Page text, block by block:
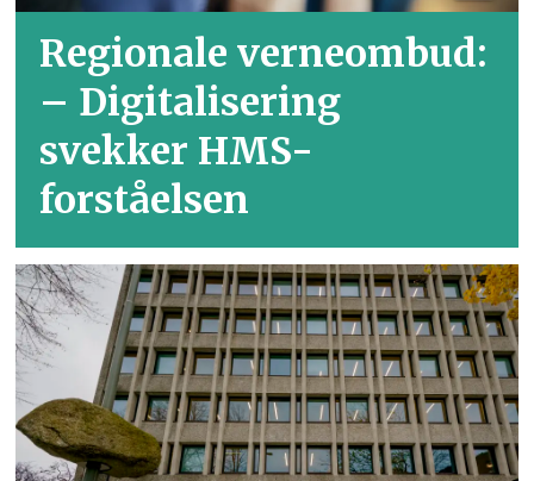
Regionale verneombud:
– Digitalisering
svekker HMS-
forståelsen